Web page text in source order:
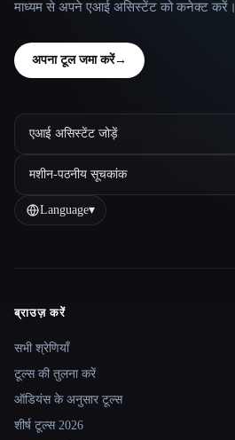
माध्यम से अपने एआई असिस्टेंट को कनेक्ट करें।
अपना टूल जमा करें→
एआई असिस्टेंट जोड़ें
मशीन-पठनीय सूचकांक
Language▾
Site navigation
ब्राउज़ करें
सभी श्रेणियाँ
टूल्स की तुलना करें
ऑडियंस के अनुसार टूल्स
शीर्ष टूल्स 2026